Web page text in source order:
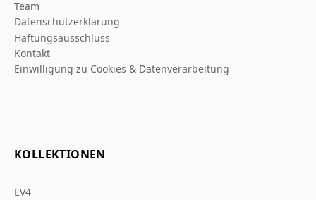
Team
Datenschutzerklarung
Haftungsausschluss
Kontakt
Einwilligung zu Cookies & Datenverarbeitung
KOLLEKTIONEN
EV4